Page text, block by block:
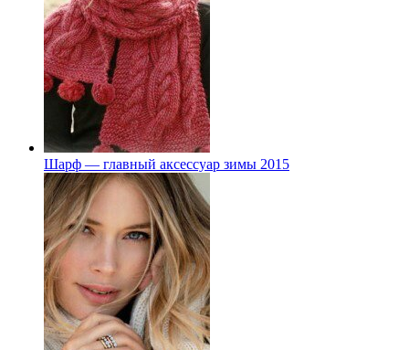
Шарф — главный аксессуар зимы 2015